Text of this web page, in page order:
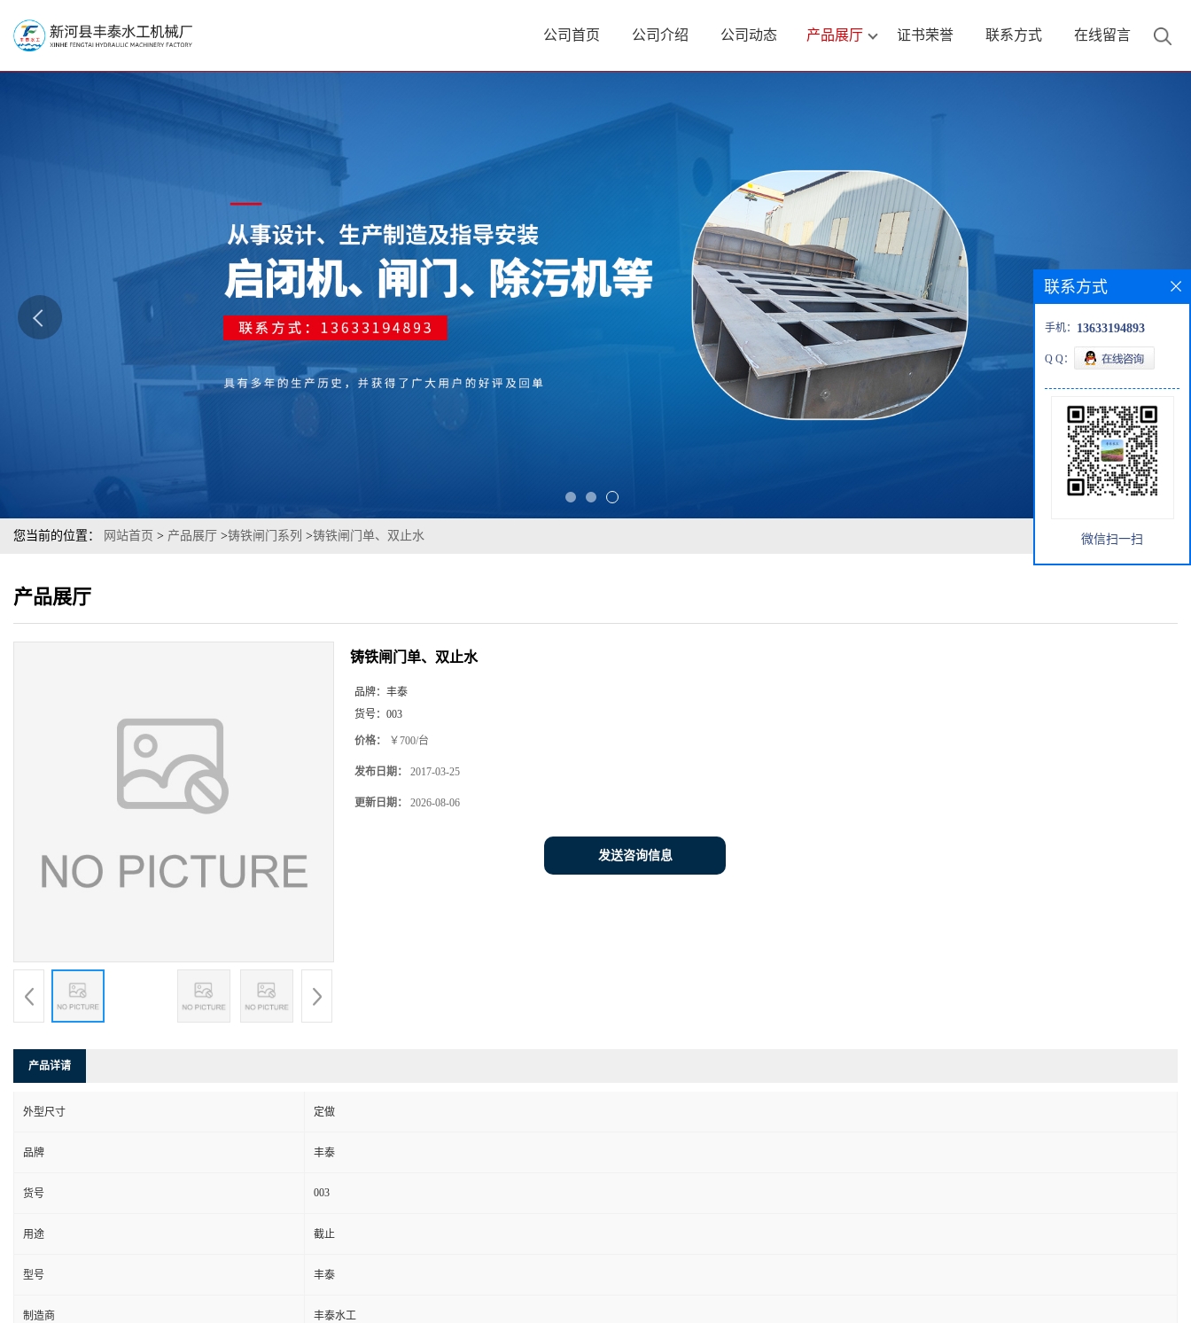
公司首页 公司介绍 公司动态 产品展厅 证书荣誉 联系方式 在线留言
您当前的位置： 网站首页 > 产品展厅 >铸铁闸门系列 >铸铁闸门单、双止水
产品展厅
铸铁闸门单、双止水
品牌： 丰泰
货号： 003
价格： ￥700/台
发布日期： 2017-03-25
更新日期： 2026-08-06
发送咨询信息
产品详请
外型尺寸 定做
品牌 丰泰
货号 003
用途 截止
型号 丰泰
制造商 丰泰水工
联系方式
手机： 13633194893
Q Q：
微信扫一扫